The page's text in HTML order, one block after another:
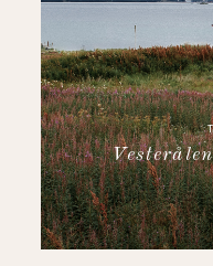
ABOUT
CONTACT